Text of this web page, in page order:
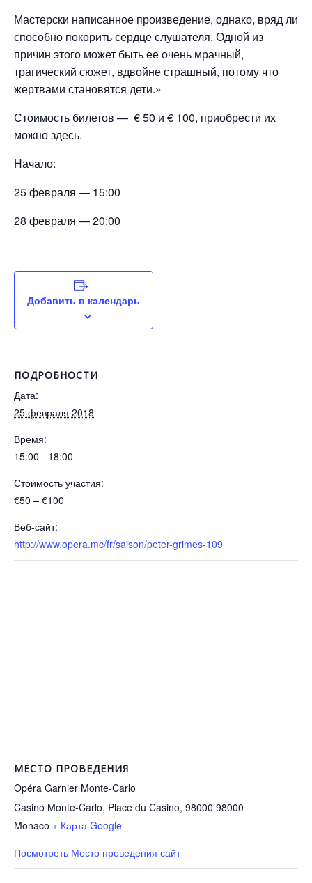
Мастерски написанное произведение, однако, вряд ли
способно покорить сердце слушателя. Одной из
причин этого может быть ее очень мрачный,
трагический сюжет, вдвойне страшный, потому что
жертвами становятся дети.»
Стоимость билетов — € 50 и € 100, приобрести их
можноздесь.
Начало:
25 февраля — 15:00
28 февраля — 20:00
Добавить в календарь
ПОДРОБНОСТИ
Дата:
25 февраля 2018
Время:
15:00 - 18:00
Стоимость участия:
€50 – €100
Веб-сайт:
http://www.opera.mc/fr/saison/peter-grimes-109
МЕСТО ПРОВЕДЕНИЯ
Opéra Garnier Monte-Carlo
Casino Monte-Carlo, Place du Casino, 98000 98000
Monaco + Карта Google
Посмотреть Место проведения сайт